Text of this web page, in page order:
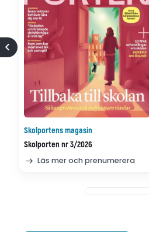
Skolportens magasin
Skolporten nr 3/2026
Läs mer och prenumerera